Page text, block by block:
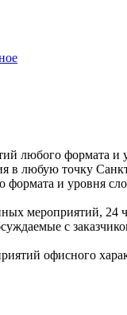
любого формата и
любую точку
формата и уровня
24
с
офисного